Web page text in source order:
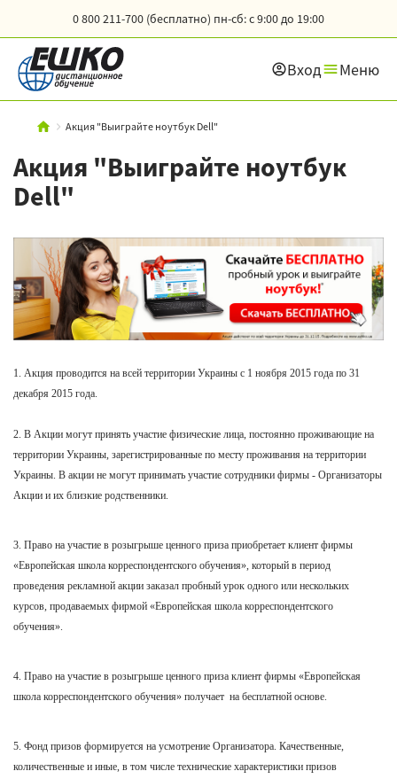
0 800 211-700 (бесплатно) пн-сб: с 9:00 до 19:00
Вход Меню
Акция "Выиграйте ноутбук Dell"
Акция "Выиграйте ноутбук
Dell"
1. Акция проводится на всей территории Украины с 1 ноября 2015 года по 31
декабря 2015 года.
2. В Акции могут принять участие физические лица, постоянно проживающие на
территории Украины, зарегистрированные по месту проживания на территории
Украины. В акции не могут принимать участие сотрудники фирмы - Организаторы
Акции и их близкие родственники.
3. Право на участие в розыгрыше ценного приза приобретает клиент фирмы
«Европейская школа корреспондентского обучения», который в период
проведения рекламной акции заказал пробный урок одного или нескольких
курсов, продаваемых фирмой «Европейская школа корреспондентского
обучения».
4. Право на участие в розыгрыше ценного приза клиент фирмы «Европейская
школа корреспондентского обучения» получает на бесплатной основе.
5. Фонд призов формируется на усмотрение Организатора. Качественные,
количественные и иные, в том числе технические характеристики призов